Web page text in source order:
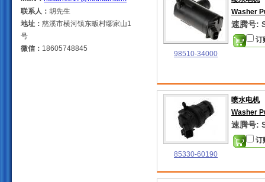
98510-34000
Washer
速腾号:
订
85330-60190
喷水电机
Washer
速腾号:
订
联系人： 胡先生
地址： 慈溪市横河镇东畈村缪家山1
号
微信： 18605748845